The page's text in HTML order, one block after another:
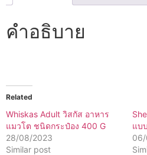
คำอธิบาย
Related
Whiskas Adult วิสกัส อาหาร
แมวโต ชนิดกระป๋อง 400 G
28/08/2023
Similar post
แบ